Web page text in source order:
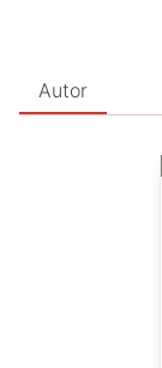
Abogado en
Internacional y
Derecho
Autor